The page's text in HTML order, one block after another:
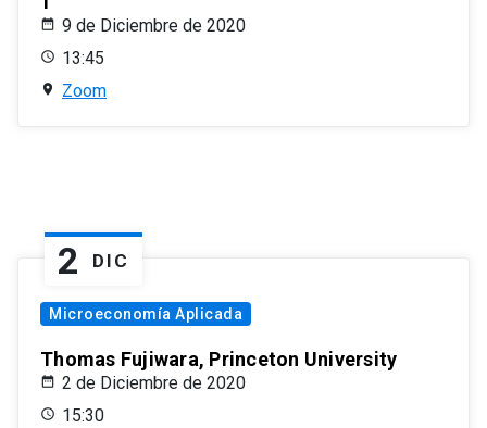
9 de Diciembre de 2020
13:45
Zoom
2 DIC
Microeconomía Aplicada
Thomas Fujiwara, Princeton University
2 de Diciembre de 2020
15:30